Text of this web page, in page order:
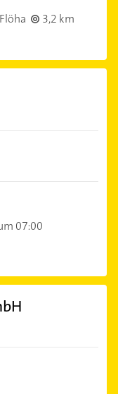
3,2 km
07:00